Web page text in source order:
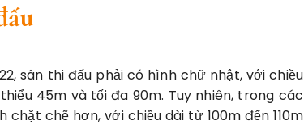
sân thi đấu phải có hình chữ nhật, với chiều
45m và tối đa 90m. Tuy nhiên, trong các
chẽ hơn, với chiều dài từ 100m đến 110m